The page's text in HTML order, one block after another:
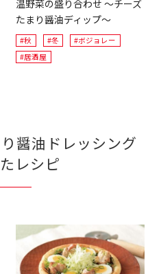
温野菜の盛り合わせ ～チーズ
たまり醤油ディップ～
#秋 #冬
#ボジョレー
#居酒屋
醤油ドレッシング
レシピ